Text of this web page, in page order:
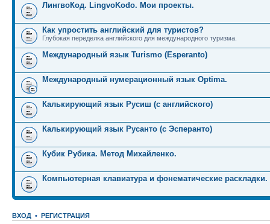
ЛингвоКод. LingvoKodo. Мои проекты.
Как упростить английский для туристов?
Глубокая переделка английского для международного туризма.
Международный язык Turismo (Esperanto)
Международный нумерационный язык Optima.
Калькирующий язык Русиш (с английского)
Калькирующий язык Русанто (с Эсперанто)
Кубик Рубика. Метод Михайленко.
Компьютерная клавиатура и фонематические раскладки.
ВХОД • РЕГИСТРАЦИЯ